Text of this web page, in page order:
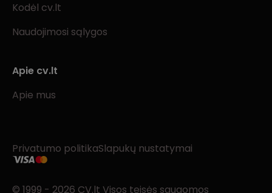
Kodėl cv.lt
Naudojimosi sąlygos
Apie cv.lt
Apie mus
Privatumo politikaSlapukų nustatymai
© 1999 - 2026 CV.lt Visos teisės saugomos